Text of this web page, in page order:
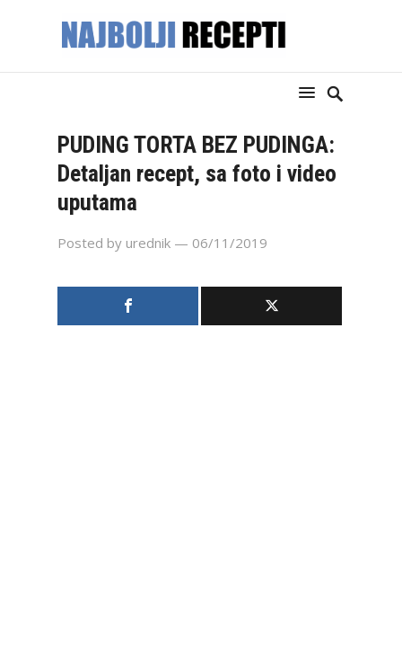
PUDING TORTA BEZ PUDINGA:
Detaljan recept, sa foto i video
uputama
Posted by urednik — 06/11/2019